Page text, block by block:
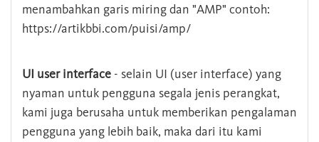
menambahkan garis miring dan "AMP" contoh:
https://artikbbi.com/puisi/amp/
UI user interface - selain UI (user interface) yang
nyaman untuk pengguna segala jenis perangkat,
kami juga berusaha untuk memberikan pengalaman
pengguna yang lebih baik, maka dari itu kami